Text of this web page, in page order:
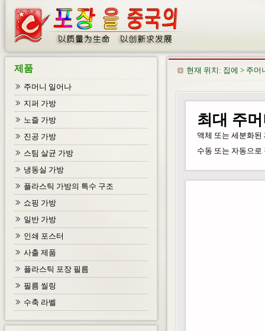
현재 위치: 집에 > 주머
최대 주
액체 또는 세분화된
수동 또는 자동으로
제품
주머니 일어나
지퍼 가방
노즐 가방
진공 가방
스팀 살균 가방
냉동실 가방
플라스틱 가방의 특수 구조
쇼핑 가방
일반 가방
인쇄 포스터
사출 제품
플라스틱 포장 필름
필름 씰링
수축 라벨